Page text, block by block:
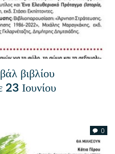
βιβλίου
Ιουνίου
0